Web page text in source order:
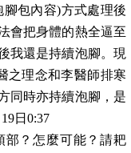
包內容)方式處理後
會把身體的熱全逼至
我還是持續泡腳。現
之理念和李醫師排寒
同時亦持續泡腳，是
日0:37
？怎麼可能？請耙